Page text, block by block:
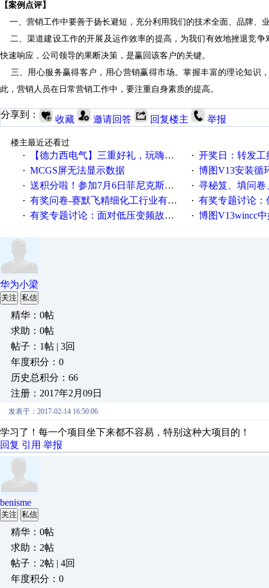
【案例点评】
一、营销工作中要善于扬长避短，充分利用我们的技术全面、品牌、
二、渠道建设工作的开展及运作效率的提高，为我们有效地挫退竞
快速响应，公司领导的果断决策，是赢回该客户的关键。
三、用心服务赢得客户，用心营销赢得市场。掌握丰富的理论知识
此，营销人员在日常营销工作中，要注重自身素质的提高。
分享到： 收藏 邀请回答 回复楼主 举报
楼主最近还看过
·
【德力西电气】三重好礼，玩嗨夏日！ · 开奖日：转发工控速派
· MCGS屏无法显示数据 · 博图V13安装循环重启
· 送积分啦！参加7月6日菲尼克斯在线研讨会即得 · 寻秘笈、填问卷
· 有奖问卷-赛默飞精细化工行业有奖调查来袭！ · 有奖专题讨论：伺服选择
· 有奖专题讨论：面对低压变频故障，老手是这样解决的！ · 博图V13wincc中如何
华为小梁
关注 私信
精华：0帖
求助：0帖
帖子：1帖 | 3回
年度积分：0
历史总积分：66
注册：2017年2月09日
发表于：2017-02-14 16:50:06
学习了！每一个项目坐下来都不容易，特别这种大项目的！
回复 引用 举报
benisme
关注 私信
精华：0帖
求助：2帖
帖子：2帖 | 4回
年度积分：0